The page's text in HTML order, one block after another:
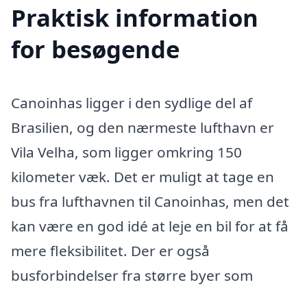
Praktisk information
for besøgende
Canoinhas ligger i den sydlige del af
Brasilien, og den nærmeste lufthavn er
Vila Velha, som ligger omkring 150
kilometer væk. Det er muligt at tage en
bus fra lufthavnen til Canoinhas, men det
kan være en god idé at leje en bil for at få
mere fleksibilitet. Der er også
busforbindelser fra større byer som